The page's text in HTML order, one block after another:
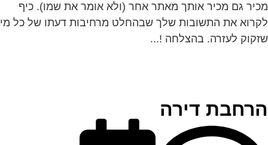
גם מכיר אותך מאתר אחר (ולא אומר את שמו). כיף
את התשובות שלך שבהחלט מרחיבות דעתו של כל מי
לעזרה. בהצלחה !...
דירה